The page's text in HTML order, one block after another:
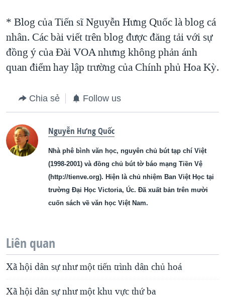
* Blog của Tiến sĩ Nguyễn Hưng Quốc là blog cá
nhân. Các bài viết trên blog được đăng tải với sự
đồng ý của Ðài VOA nhưng không phản ánh
quan điểm hay lập trường của Chính phủ Hoa Kỳ.
Chia sẻ Follow us
Nguyễn Hưng Quốc
Nhà phê bình văn học, nguyên chủ bút tạp chí Việt
(1998-2001) và đồng chủ bút tờ báo mạng Tiền Vệ
(http://tienve.org). Hiện là chủ nhiệm Ban Việt Học tại
trường Đại Học Victoria, Úc. Đã xuất bản trên mười
cuốn sách về văn học Việt Nam.
Liên quan
Xã hội dân sự như một tiến trình dân chủ hoá
Xã hội dân sự như một khu vực thứ ba